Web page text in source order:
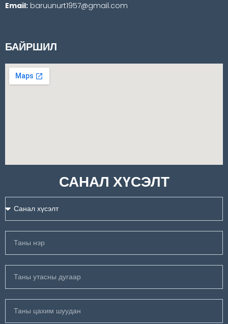
Email: baruunurt1957@gmail.com
БАЙРШИЛ
САНАЛ ХҮСЭЛТ